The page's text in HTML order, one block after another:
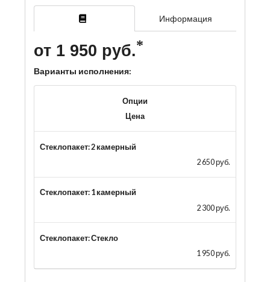
Информация
от 1 950 руб.
Варианты исполнения:
Опции
Цена
Стеклопакет: 2 камерный
2 650 руб.
Стеклопакет: 1 камерный
2 300 руб.
Стеклопакет: Стекло
1 950 руб.